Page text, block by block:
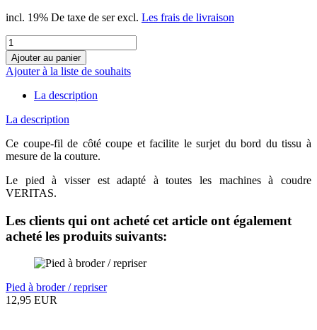
incl. 19% De taxe de ser excl. Les frais de livraison
Ajouter à la liste de souhaits
La description
La description
Ce coupe-fil de côté coupe et facilite le surjet du bord du tissu à
mesure de la couture.
Le pied à visser est adapté à toutes les machines à coudre
VERITAS.
Les clients qui ont acheté cet article ont également
acheté les produits suivants:
Pied à broder / repriser
12,95 EUR